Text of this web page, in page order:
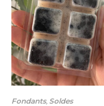
Fondants, Soldes